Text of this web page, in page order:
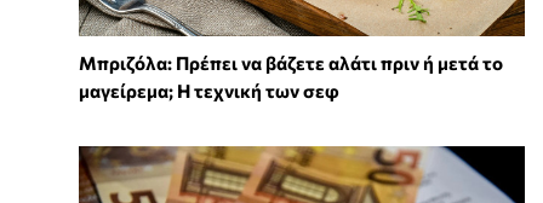
Μπριζόλα: Πρέπει να βάζετε αλάτι πριν ή μετά το
μαγείρεμα; Η τεχνική των σεφ